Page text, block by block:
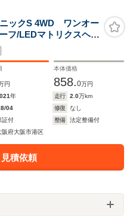
ックS 4WD ワンオー
フ/LEDマトリクスヘッ
/スポーツテールパイ
プライバシーガラ
ビ/ETC
円
本体価格
858.0万円
年 走行 2.0万km
04 修復
なし
証付 整備
法定整備付
阪府大阪市港区
積依頼